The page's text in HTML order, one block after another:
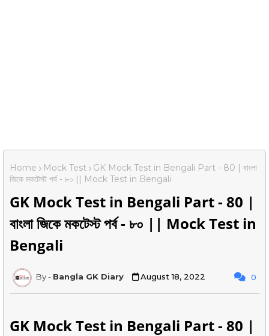
Home Mock Test
GK Mock Test in Bengali Part - 80 | বাংলা
জিকে মকটেস্ট পর্ব - ৮০ || Mock Test in Bengali
GK Mock Test in Bengali Part - 80 |
বাংলা জিকে মকটেস্ট পর্ব - ৮০ || Mock Test in
Bengali
Bangla GK Diary August 18, 2022 0
GK Mock Test in Bengali Part - 80 |